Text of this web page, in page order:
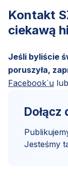
Kontakt
ciekawą
Jeśli byliście
poruszyła,
Facebook`u
Dołącz
Jesteśmy